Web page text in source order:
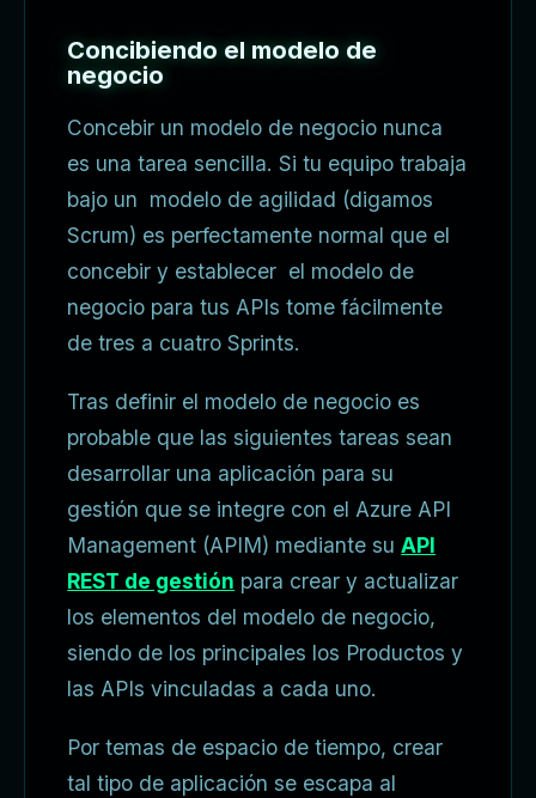
Concibiendo el modelo de
negocio
Concebir un modelo de negocio nunca
es una tarea sencilla. Si tu equipo trabaja
bajo un modelo de agilidad (digamos
Scrum) es perfectamente normal que el
concebir y establecer el modelo de
negocio para tus APIs tome fácilmente
de tres a cuatro Sprints.
Tras definir el modelo de negocio es
probable que las siguientes tareas sean
desarrollar una aplicación para su
gestión que se integre con el Azure API
Management (APIM) mediante suAPI
REST de gestión para crear y actualizar
los elementos del modelo de negocio,
siendo de los principales los Productos y
las APIs vinculadas a cada uno.
Por temas de espacio de tiempo, crear
tal tipo de aplicación se escapa al